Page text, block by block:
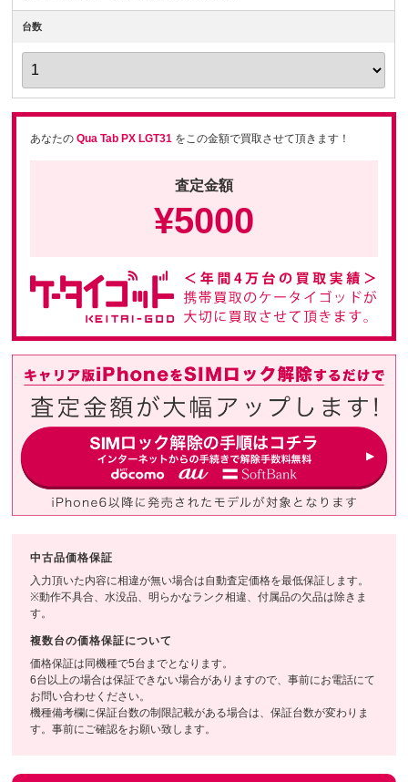
台数
あなたのQua Tab PX LGT31 をこの金額で買取させて頂きます！
査定金額
¥5000
中古品価格保証
入力頂いた内容に相違が無い場合は自動査定価格を最低保証します。
※動作不具合、水没品、明らかなランク相違、付属品の欠品は除きま
す。
複数台の価格保証について
価格保証は同機種で5台までとなります。
6台以上の場合は保証できない場合がありますので、事前にお電話にて
お問い合わせください。
機種備考欄に保証台数の制限記載がある場合は、保証台数が変わりま
す。事前にご確認をお願い致します。